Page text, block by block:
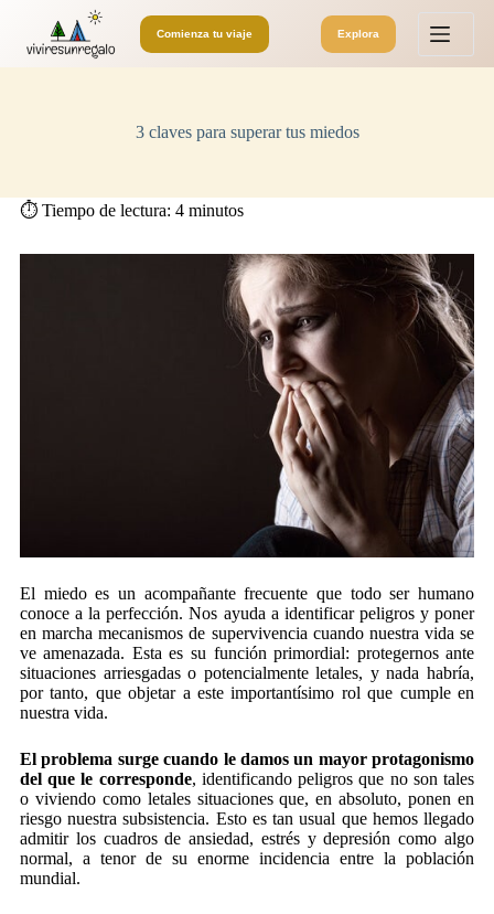
o
n
e
Comienza tu viaje Explora
3 claves para superar tus miedos
⏱️ Tiempo de lectura: 4 minutos
El miedo es un acompañante frecuente que todo ser humano
conoce a la perfección. Nos ayuda a identificar peligros y poner
en marcha mecanismos de supervivencia cuando nuestra vida se
ve amenazada. Esta es su función primordial: protegernos ante
situaciones arriesgadas o potencialmente letales, y nada habría,
por tanto, que objetar a este importantísimo rol que cumple en
nuestra vida.
El problema surge cuando le damos un mayor protagonismo
del que le corresponde, identificando peligros que no son tales
o viviendo como letales situaciones que, en absoluto, ponen en
riesgo nuestra subsistencia. Esto es tan usual que hemos llegado
admitir los cuadros de ansiedad, estrés y depresión como algo
normal, a tenor de su enorme incidencia entre la población
mundial.